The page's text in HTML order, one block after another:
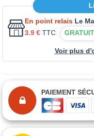
En point relais Le
3.9 € TTC GRATUIT
Voir plus
PAIEMENT